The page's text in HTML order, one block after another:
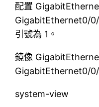
配置
GigabitEthernet0/0/
引號為 1。
鏡像
GigabitEthernet0/0/
system-view